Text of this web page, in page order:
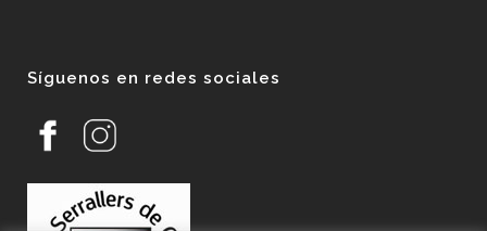
Síguenos en redes sociales